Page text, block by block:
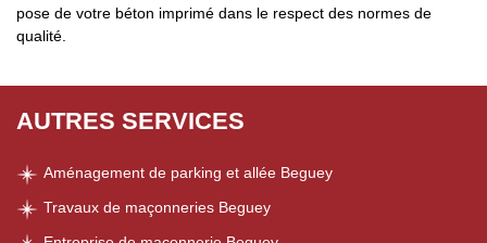
pose de votre béton imprimé dans le respect des normes de
qualité.
AUTRES SERVICES
Aménagement de parking et allée Beguey
Travaux de maçonneries Beguey